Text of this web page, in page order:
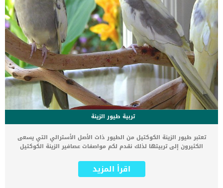
تربية طيور الزينة
تعتبر طيور الزينة الكوكتيل من الطيور ذات الأصل الأسترالي التي يسعى
الكثيرون إلى تربيتها لذلك نقدم لكم مواصفات عصافير الزينة الكوكتيل
بجمالها وروعتها. كما أنها من طيور الزينة التي يسهل رعايتها والاهتمام
بها بالإضافة إلى جمال صوتها العذب. ينصح بتربية عصافير الزينة الكوكتيل
اقرأ المزيد